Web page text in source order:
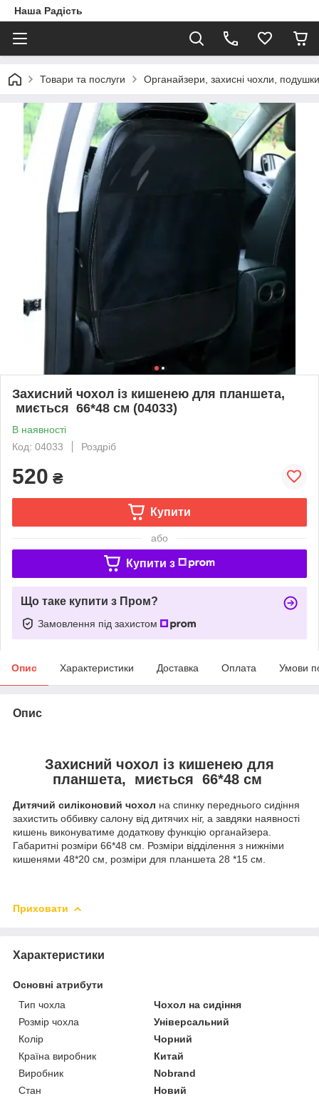
Наша Радість
Товари та послуги Органайзери, захисні чохли,
Захисний чохол із кишенею для планшета,
миється 66*48 см (04033)
В наявності
Код: 04033
Роздріб
520 ₴
Купити
або
Купити з
Що таке купити з Пром?
Замовлення під захистом
Опис Характеристики Доставка Оплата Умови
Опис
Захисний чохол із кишенею для
планшета, миється 66*48 см
Дитячий силіконовий чохол на спинку переднього сидіння
захистить оббивку салону від дитячих ніг, а завдяки наявності
кишень виконуватиме додаткову функцію органайзера.
Габаритні розміри 66*48 см. Розміри відділення з нижніми
кишенями 48*20 см, розміри для планшета 28 *15 см.
Приховати
Характеристики
Основні атрибути
Тип чохла
Чохол на сидіння
Розмір чохла
Універсальний
Колір
Чорний
Країна виробник
Китай
Виробник
Nobrand
Стан
Новий